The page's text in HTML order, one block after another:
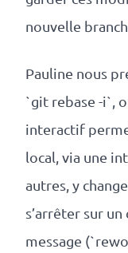
nouvelle
Pauline nous
`git rebase -i`,
interactif
local, via une
autres, y
s’arrêter sur
message